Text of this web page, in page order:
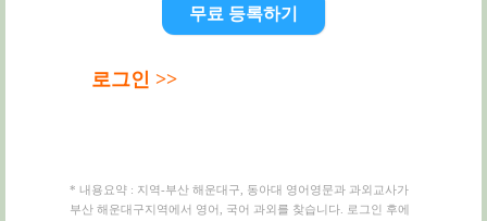
무료 등록하기
로그인 >>
* 내용요약 : 지역-부산 해운대구, 동아대 영어영문과 과외교사가
부산 해운대구지역에서 영어, 국어 과외를 찾습니다. 로그인 후에